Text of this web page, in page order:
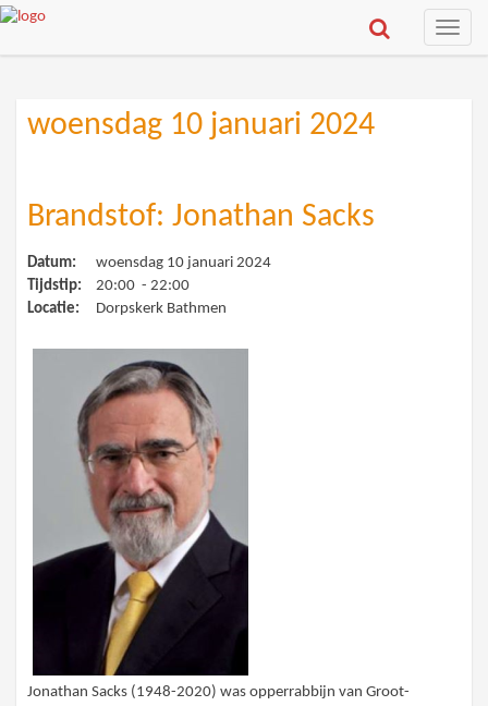
Toggle
woensdag 10 januari 2024
Brandstof: Jonathan Sacks
Datum:
woensdag 10 januari 2024
Tijdstip:
20:00 - 22:00
Locatie:
Dorpskerk Bathmen
Jonathan Sacks (1948-2020) was opperrabbijn van Groot-